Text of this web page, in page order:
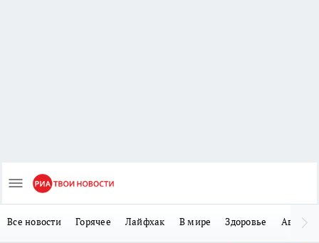
Все новости Горячее Лайфхак В мире Здоровье Авто